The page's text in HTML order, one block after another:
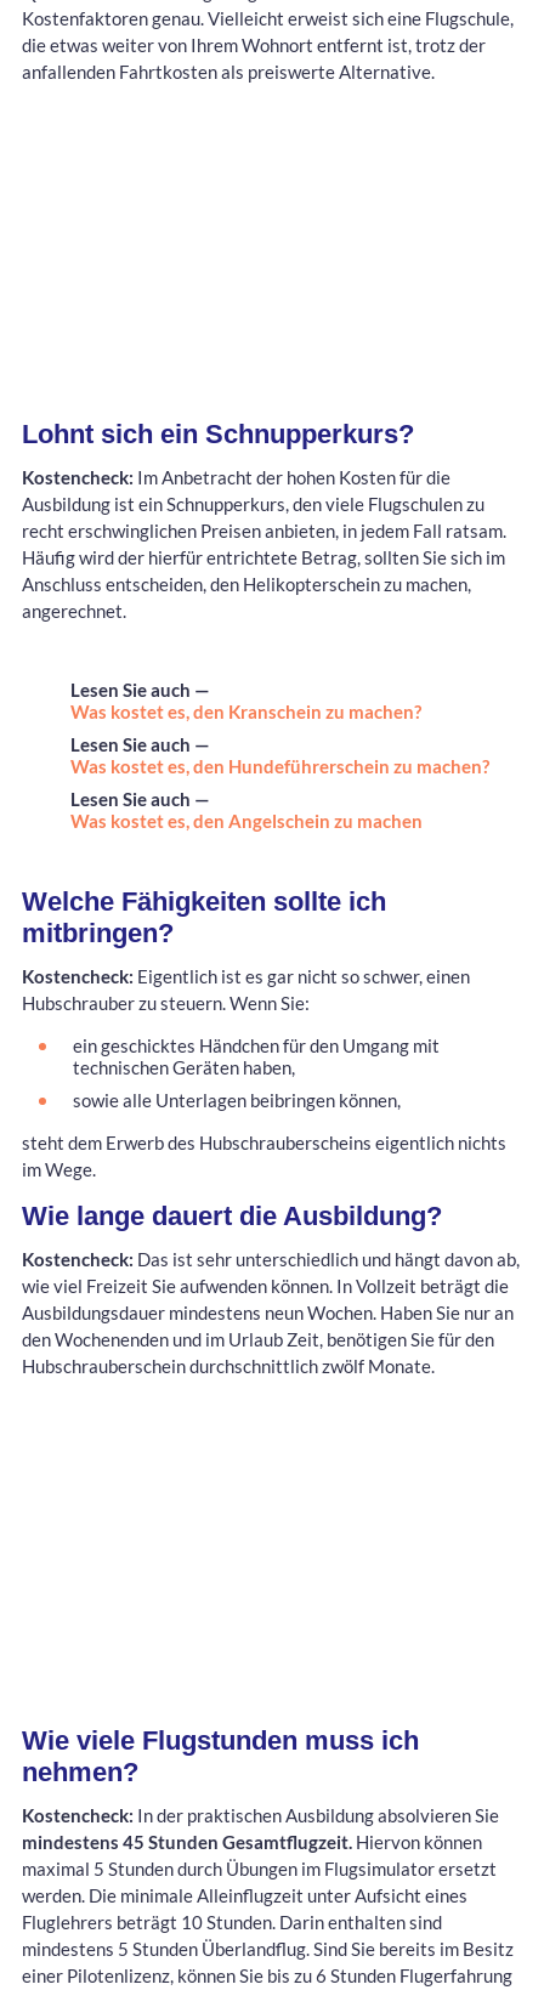
Kostenfaktoren genau. Vielleicht erweist sich eine Flugschule,
die etwas weiter von Ihrem Wohnort entfernt ist, trotz der
anfallenden Fahrtkosten als preiswerte Alternative.
Lohnt sich ein Schnupperkurs?
Kostencheck: Im Anbetracht der hohen Kosten für die
Ausbildung ist ein Schnupperkurs, den viele Flugschulen zu
recht erschwinglichen Preisen anbieten, in jedem Fall ratsam.
Häufig wird der hierfür entrichtete Betrag, sollten Sie sich im
Anschluss entscheiden, den Helikopterschein zu machen,
angerechnet.
Lesen Sie auch —
Was kostet es, den Kranschein zu machen?
Lesen Sie auch —
Was kostet es, den Hundeführerschein zu machen?
Lesen Sie auch —
Was kostet es, den Angelschein zu machen
Welche Fähigkeiten sollte ich
mitbringen?
Kostencheck: Eigentlich ist es gar nicht so schwer, einen
Hubschrauber zu steuern. Wenn Sie:
ein geschicktes Händchen für den Umgang mit
technischen Geräten haben,
sowie alle Unterlagen beibringen können,
steht dem Erwerb des Hubschrauberscheins eigentlich nichts
im Wege.
Wie lange dauert die Ausbildung?
Kostencheck: Das ist sehr unterschiedlich und hängt davon ab,
wie viel Freizeit Sie aufwenden können. In Vollzeit beträgt die
Ausbildungsdauer mindestens neun Wochen. Haben Sie nur an
den Wochenenden und im Urlaub Zeit, benötigen Sie für den
Hubschrauberschein durchschnittlich zwölf Monate.
Wie viele Flugstunden muss ich
nehmen?
Kostencheck: In der praktischen Ausbildung absolvieren Sie
mindestens 45 Stunden Gesamtflugzeit. Hiervon können
maximal 5 Stunden durch Übungen im Flugsimulator ersetzt
werden. Die minimale Alleinflugzeit unter Aufsicht eines
Fluglehrers beträgt 10 Stunden. Darin enthalten sind
mindestens 5 Stunden Überlandflug. Sind Sie bereits im Besitz
einer Pilotenlizenz, können Sie bis zu 6 Stunden Flugerfahrung